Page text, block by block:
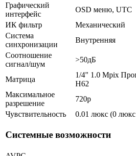
Графический
интерфейс
OSD меню, UTC
ИК фильтр
Механический
Система
синхронизации
Внутренняя
Соотношение
сигнал/шум
>50дБ
Матрица
1/4" 1.0 Mpix
H62
Максимальное
разрешение
720p
Чувствительность
0.01 люкс (0
Системные возможности